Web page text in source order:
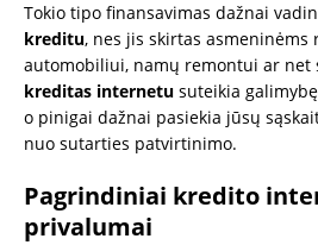
Tokio tipo finansavimas dažnai
kreditu, nes jis skirtas asmeninėms
automobiliui, namų remontui ar net
kreditas internetu suteikia
o pinigai dažnai pasiekia jūsų
nuo sutarties patvirtinimo.
Pagrindiniai kredito
privalumai